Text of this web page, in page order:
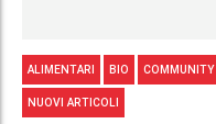
ALIMENTARI BIO COMMUNITY
NUOVI ARTICOLI